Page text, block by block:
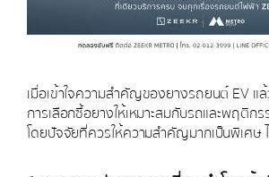
เมื่อเข้าใจความสำคัญของยางรถยนต์ EV แ
การเลือกซื้อยางให้เหมาะสมกับรถและพฤติ
โดยปัจจัยที่ควรให้ความสำคัญมากเป็นพิเศษ